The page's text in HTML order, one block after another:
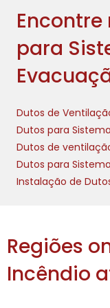
condução da
Esses dutos
proteção
regular e
sempre
emergência.
para
Regiões
Incêndio